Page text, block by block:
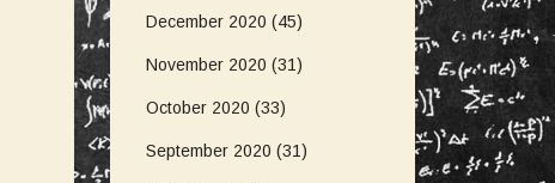
December 2020 (45)
November 2020 (31)
October 2020 (33)
September 2020 (31)